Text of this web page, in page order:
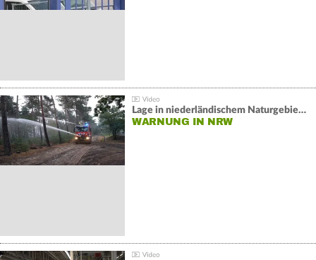
Lage in niederländischem Naturgebiet stabil
WARNUNG IN NRW